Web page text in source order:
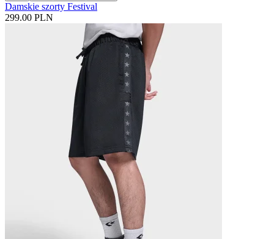
Damskie szorty Festival
299.00 PLN